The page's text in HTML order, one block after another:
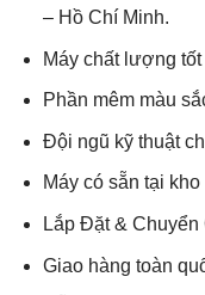
– Hồ Chí Minh.
Máy chất lượng
Phần mêm màu
Đội ngũ kỹ thuật
Máy có sẵn tại kho
Lắp Đặt & Chuyển
Giao hàng toàn